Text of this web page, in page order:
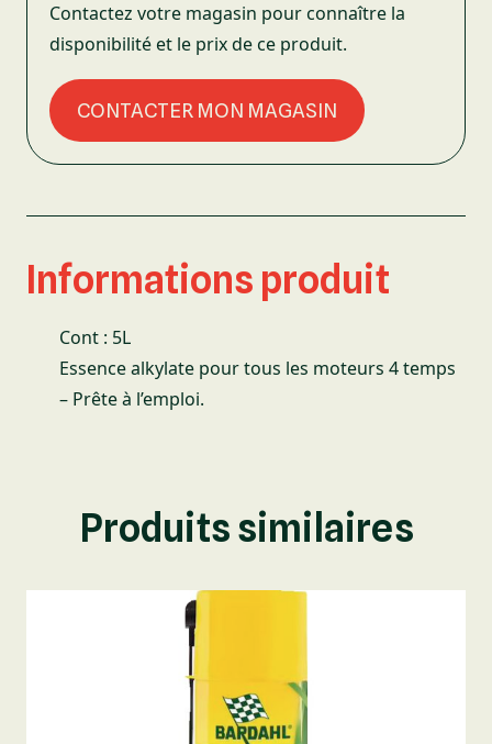
Contactez votre magasin pour connaître la
disponibilité et le prix de ce produit.
CONTACTER MON MAGASIN
Informations produit
Cont : 5L
Essence alkylate pour tous les moteurs 4 temps
– Prête à l’emploi.
Produits similaires